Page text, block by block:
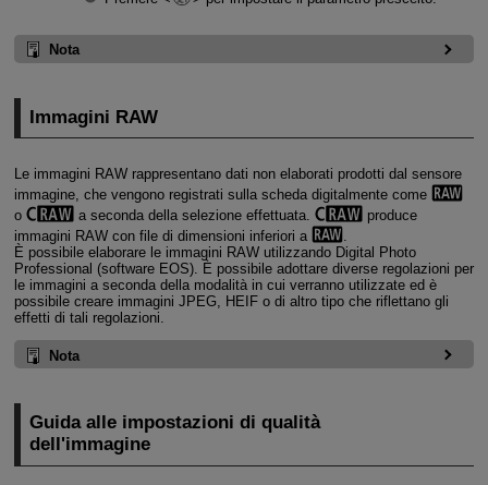
Nota
Immagini RAW
Le immagini RAW rappresentano dati non elaborati prodotti dal sensore
immagine, che vengono registrati sulla scheda digitalmente come
o
a seconda della selezione effettuata.
produce
immagini RAW con file di dimensioni inferiori a
.
È possibile elaborare le immagini RAW utilizzando Digital Photo
Professional (software EOS). È possibile adottare diverse regolazioni per
le immagini a seconda della modalità in cui verranno utilizzate ed è
possibile creare immagini JPEG, HEIF o di altro tipo che riflettano gli
effetti di tali regolazioni.
Nota
Guida alle impostazioni di qualità
dell'immagine